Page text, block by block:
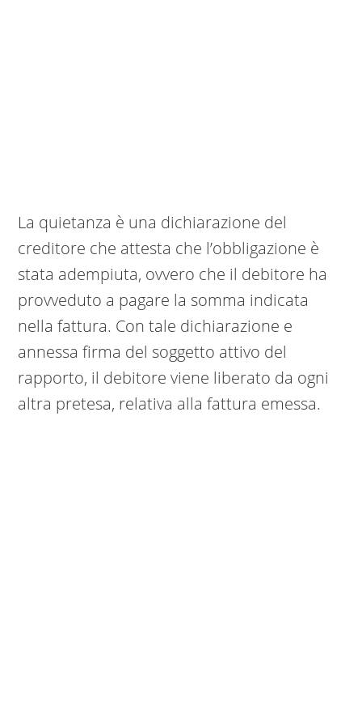
La quietanza è una dichiarazione del
creditore che attesta che l’obbligazione è
stata adempiuta, ovvero che il debitore ha
provveduto a pagare la somma indicata
nella fattura. Con tale dichiarazione e
annessa firma del soggetto attivo del
rapporto, il debitore viene liberato da ogni
altra pretesa, relativa alla fattura emessa.